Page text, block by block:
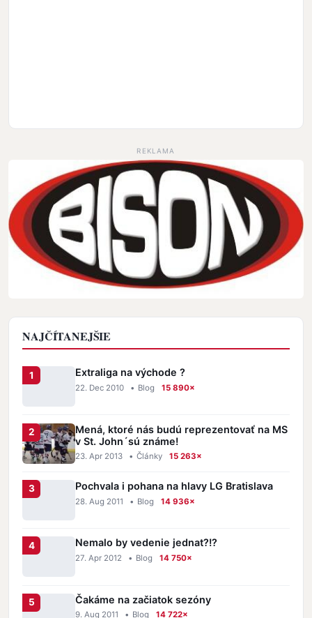
REKLAMA
NAJČÍTANEJŠIE
Extraliga na východe ?
22. Dec 2010 • Blog 15 890×
Mená, ktoré nás budú reprezentovať na MS
v St. John´sú známe!
23. Apr 2013 • Články 15 263×
Pochvala i pohana na hlavy LG Bratislava
28. Aug 2011 • Blog 14 936×
Nemalo by vedenie jednat?!?
27. Apr 2012 • Blog 14 750×
Čakáme na začiatok sezóny
9. Aug 2011 • Blog 14 722×